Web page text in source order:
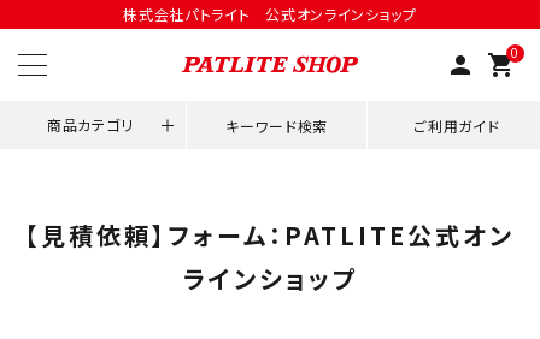
株式会社パトライト 公式オンラインショップ
person 0
shopping_cart
商品カテゴリ キーワード検索 ご利用ガイド
【見積依頼】フォーム：PATLITE公式オン
ラインショップ